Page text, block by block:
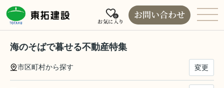
お気に入り
0 お問い合わせ
海のそばで暮せる不動産特集
市区町村から探す 変更